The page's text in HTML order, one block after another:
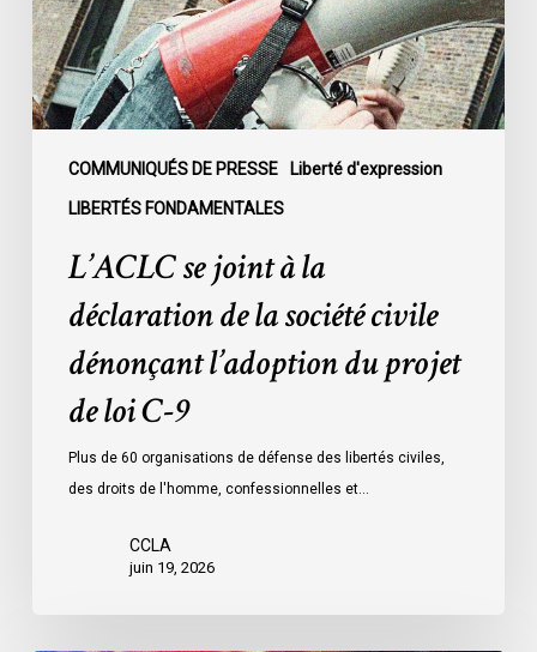
COMMUNIQUÉS DE PRESSE Liberté d'expression
LIBERTÉS FONDAMENTALES
de
la
société
civile
l’adoption
L’ACLC se joint à la
déclaration de la société civile
dénonçant l’adoption du projet
de loi C-9
Plus de 60 organisations de défense des libertés civiles,
des droits de l'homme, confessionnelles et…
CCLA
juin 19, 2026